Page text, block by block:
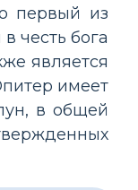
первый из
честь бога
является
имеет
в общей